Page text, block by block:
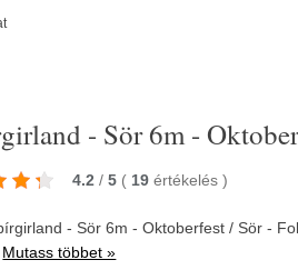
- Sör 6m -
4.2 / 5 ( 19 értékelés)
- Sör 6m - Oktoberfest / Sör -
Mutass többet »